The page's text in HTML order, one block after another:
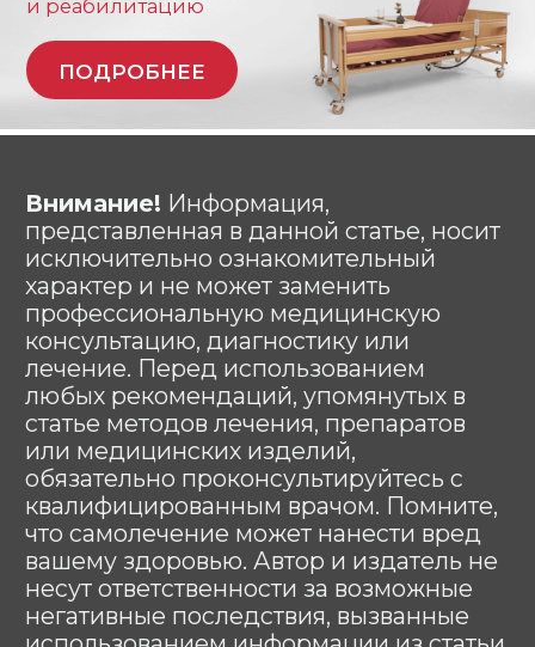
© Любое использование либо
копирование материалов или подборки
материалов сайта, элементов дизайна и
оформления запрещено | 2026 |
Источник: https://лежачим.рф
напрокат # москва # область #
функциональных # взять # мед #
больничных # инвалидных # Burmeier
# подъемный механизм #
многофункциональных #
ортопедических # инвалидов # инсульт
# тяжелобольных #lezhachim
#лежачим
АРЕНДОВАТЬ